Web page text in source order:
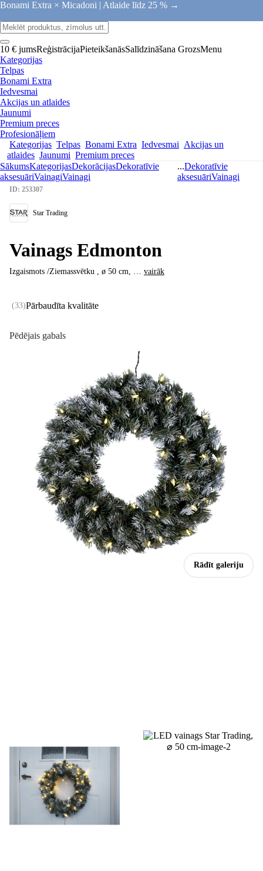
Bonami Extra × Micadoni | Atlaide līdz 25 % →
10 € jumsReģistrācijaPieteikšanāsSalīdzināšana GrozsMenu
Kategorijas
Telpas
Bonami Extra
Iedvesmai
Akcijas un atlaides
Jaunumi
Premium preces
Profesionāļiem
Kategorijas Telpas Bonami Extra Iedvesmai Akcijas un
atlaides Jaunumi Premium preces
SākumsKategorijasDekorācijasDekoratīvie
aksesuāriVainagiVainagi
...Dekoratīvie
aksesuāriVainagi
Rādīt galeriju
Pēdējais gabals
ID: 253307
Star Trading
Vainags Edmonton
Izgaismots /Ziemassvētku , ø 50 cm, … vairāk
(33)Pārbaudīta kvalitāte